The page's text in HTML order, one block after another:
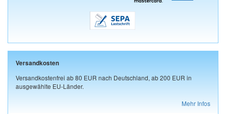
Versandkosten
Versandkostenfrei ab 80 EUR nach Deutschland, ab 200 EUR in
ausgewählte EU-Länder.
Mehr Infos